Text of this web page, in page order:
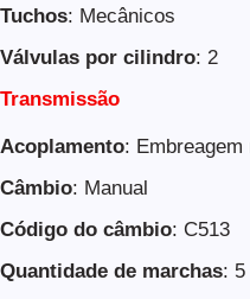
Tuchos: Mecânicos
Válvulas por cilindro: 2
Transmissão
Acoplamento:
Câmbio: Manual
Código do câmbio: C513
Quantidade de marchas: 5